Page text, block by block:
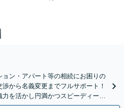
ョン・アパート等の相続にお困りの
から名義変更までフルサポート！
力を活かし円満かつスピーディーに
い実績2000件以上】